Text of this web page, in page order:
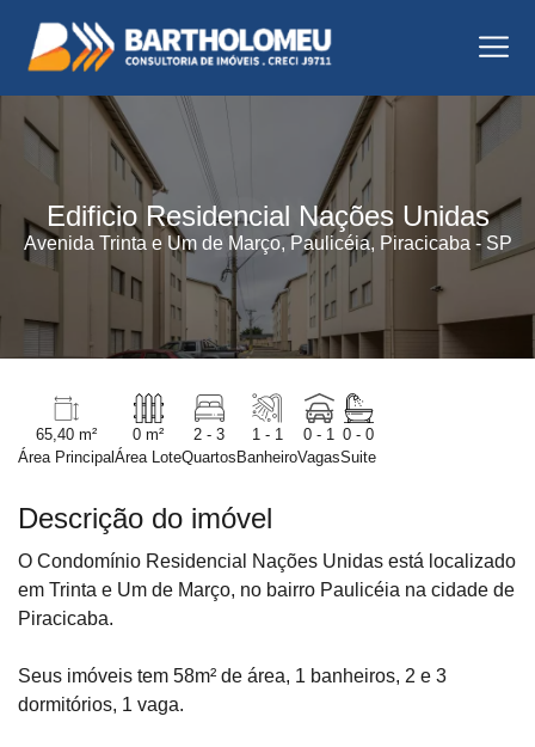
Edificio Residencial Nações Unidas
Avenida Trinta e Um de Março, Paulicéia, Piracicaba - SP
65,40 m²
Área Principal
0 m²
Área Lote
2 - 3
Quartos
1 - 1
Banheiro
0 - 1
Vagas
0 - 0
Suite
Descrição do imóvel
O Condomínio Residencial Nações Unidas está localizado
em Trinta e Um de Março, no bairro Paulicéia na cidade de
Piracicaba.
Seus imóveis tem 58m² de área, 1 banheiros, 2 e 3
dormitórios, 1 vaga.